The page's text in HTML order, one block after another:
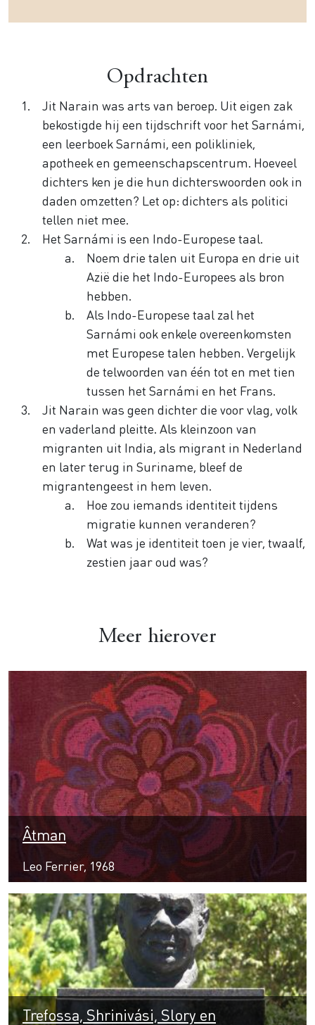
Opdrachten
Jit Narain was arts van beroep. Uit eigen zak
bekostigde hij een tijdschrift voor het Sarnámi,
een leerboek Sarnámi, een polikliniek,
apotheek en gemeenschapscentrum. Hoeveel
dichters ken je die hun dichterswoorden ook in
daden omzetten? Let op: dichters als politici
tellen niet mee.
Het Sarnámi is een Indo-Europese taal.
Noem drie talen uit Europa en drie uit
Azië die het Indo-Europees als bron
hebben.
Als Indo-Europese taal zal het
Sarnámi ook enkele overeenkomsten
met Europese talen hebben. Vergelijk
de telwoorden van één tot en met tien
tussen het Sarnámi en het Frans.
Jit Narain was geen dichter die voor vlag, volk
en vaderland pleitte. Als kleinzoon van
migranten uit India, als migrant in Nederland
en later terug in Suriname, bleef de
migrantengeest in hem leven.
Hoe zou iemands identiteit tijdens
migratie kunnen veranderen?
Wat was je identiteit toen je vier, twaalf,
zestien jaar oud was?
Meer hierover
Âtman
Leo Ferrier, 1968
Trefossa, Shrinivási, Slory en